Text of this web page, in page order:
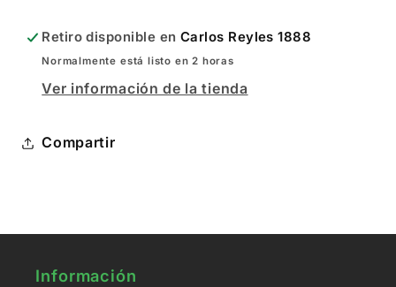
Retiro disponible en Carlos Reyles 1888
Normalmente está listo en 2 horas
Ver información de la tienda
Compartir
Información